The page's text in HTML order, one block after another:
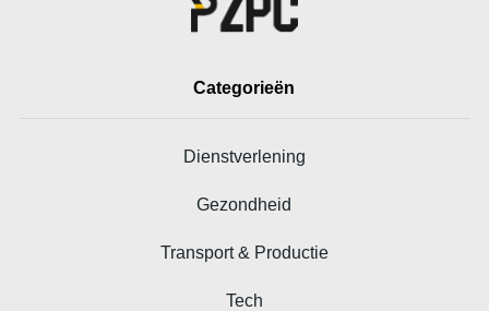
Categorieën
Dienstverlening
Gezondheid
Transport & Productie
Tech